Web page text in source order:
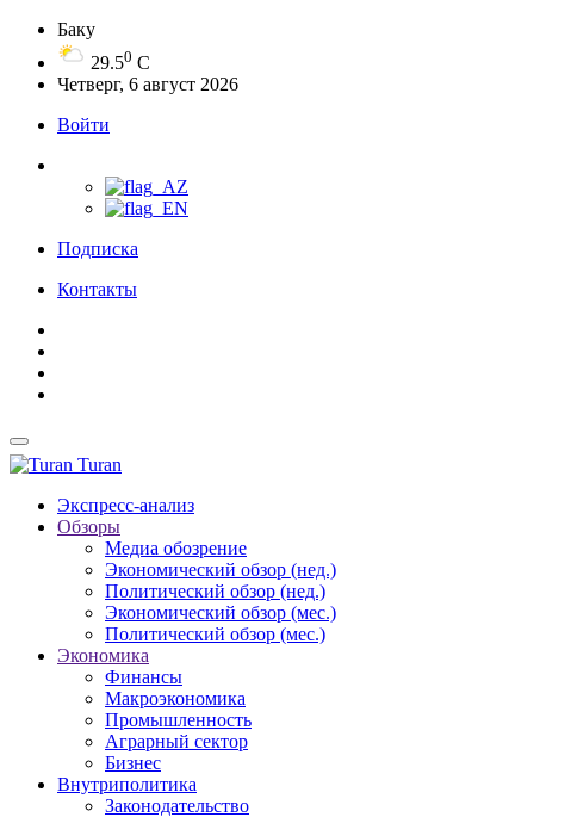
Баку
29.50 C
Четверг, 6 август 2026
Войти
Подписка
Контакты
Turan
Экспресс-анализ
Обзоры
Медиа обозрение
Экономический обзор (нед.)
Политический обзор (нед.)
Экономический обзор (мес.)
Политический обзор (мес.)
Экономика
Финансы
Макроэкономика
Промышленность
Аграрный сектор
Бизнес
Внутриполитика
Законодательство